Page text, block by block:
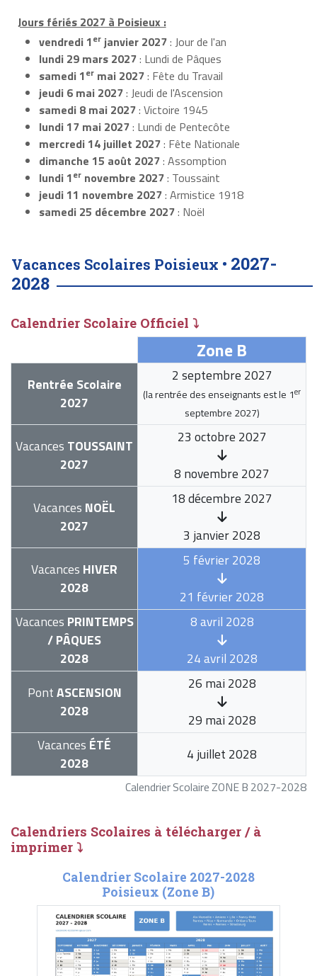
Jours fériés 2027 à Poisieux :
vendredi 1er janvier 2027: Jour de l'an
lundi 29 mars 2027: Lundi de Pâques
samedi 1er mai 2027: Fête du Travail
jeudi 6 mai 2027: Jeudi de l'Ascension
samedi 8 mai 2027: Victoire 1945
lundi 17 mai 2027: Lundi de Pentecôte
mercredi 14 juillet 2027: Fête Nationale
dimanche 15 août 2027: Assomption
lundi 1er novembre 2027: Toussaint
jeudi 11 novembre 2027: Armistice 1918
samedi 25 décembre 2027: Noël
Vacances Scolaires Poisieux • 2027-
2028
Calendrier Scolaire Officiel ⤵
Calendrier Scolaire ZONE B 2027-2028
Zone B
Rentrée Scolaire
2027
2 septembre 2027
(la rentrée des enseignants est le 1er
septembre 2027)
Vacances TOUSSAINT
2027
23 octobre 2027
8 novembre 2027
Vacances NOËL
2027
18 décembre 2027
3 janvier 2028
Vacances HIVER
2028
5 février 2028
21 février 2028
Vacances PRINTEMPS
/ PÂQUES
2028
8 avril 2028
24 avril 2028
PontASCENSION
2028
26 mai 2028
29 mai 2028
Vacances ÉTÉ
2028
4 juillet 2028
Calendriers Scolaires à télécharger / à
imprimer ⤵
Calendrier Scolaire 2027-2028
Poisieux (Zone B)